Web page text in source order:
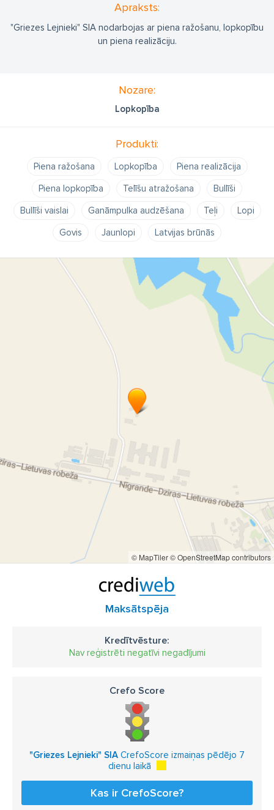
Apraksts:
"Griezes Lejnieki" SIA nodarbojas ar piena ražošanu, lopkopību
un piena realizāciju.
Nozare:
Lopkopība
Produkti:
Piena ražošana Lopkopība
Piena realizācija
Piena lopkopība
Telīšu atražošana
Bullīši
Bullīši vaislai
Ganāmpulka audzēšana Teļi
Lopi
Govis
Jaunlopi Latvijas brūnās
© MapTiler© OpenStreetMap contributors
Maksātspēja
Kredītvēsture:
Nav reģistrēti negatīvi negadījumi
Crefo Score
"Griezes Lejnieki" SIA CrefoScore izmaiņas pēdējo 7
dienu laikā
Kas ir CrefoScore?